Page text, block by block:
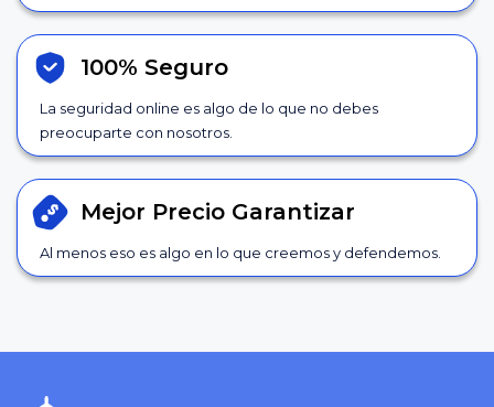
100% Seguro
La seguridad online es algo de lo que no debes
preocuparte con nosotros.
Mejor Precio Garantizar
Al menos eso es algo en lo que creemos y defendemos.